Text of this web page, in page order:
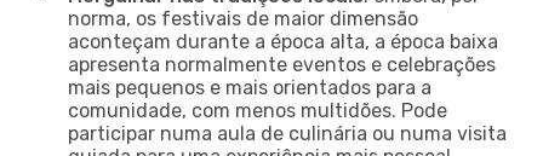
norma, os festivais de maior dimensão
aconteçam durante a época alta, a época baixa
apresenta normalmente eventos e celebrações
mais pequenos e mais orientados para a
comunidade, com menos multidões. Pode
participar numa aula de culinária ou numa visita